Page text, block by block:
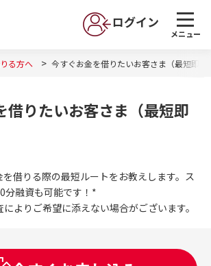
ログイン
メニュー
る方へ 今すぐお金を借りたいお客さま（最短即日
借りたいお客さま（最短即
借りる際の最短ルートをお教えします。ス
分融資も可能です！*
よりご希望に添えない場合がございます。